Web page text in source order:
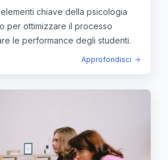
chiave della psicologia
per ottimizzare il processo
le performance degli studenti.
Approfondisci